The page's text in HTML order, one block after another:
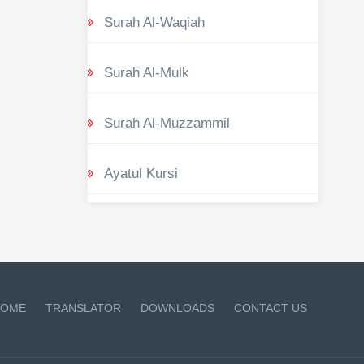
Surah Al-Waqiah
Surah Al-Mulk
Surah Al-Muzzammil
Ayatul Kursi
TRANSLATOR DOWNLOADS CONTACT US